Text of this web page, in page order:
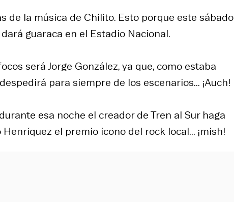
la música de Chilito. Esto porque este sábado
guaraca en el Estadio Nacional.
será Jorge González, ya que, como estaba
para siempre de los escenarios... ¡Auch!
esa noche el creador de Tren al Sur haga
el premio ícono del rock local... ¡mish!